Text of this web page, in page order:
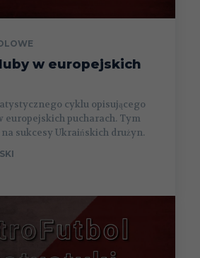
w europejskich
cyklu opisującego
europejskich pucharach. Tym
sukcesy Ukraińskich drużyn.